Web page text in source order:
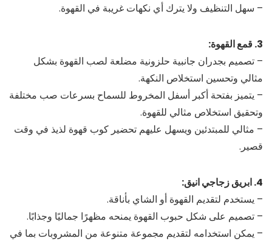
– سهل التنظيف ولا يترك أي نكهات غريبة في القهوة.
3. قمع القهوة:
– تصميم بجدران جانبية حلزونية مضلعة لصب القهوة بشكل
مثالي وتحسين استخلاص النكهة.
– يتميز بفتحة أكبر أسفل المخروط للسماح بسرعات صب مختلفة
وتحقيق استخلاص مثالي للقهوة.
– مثالي للمبتدئين ويسهل عليهم تحضير كوب قهوة لذيذ في وقت
قصير.
4. ابريق زجاجي انيق:
– يستخدم لتقديم القهوة أو الشاي بأناقة.
– تصميم على شكل حبوب القهوة يمنحه مظهرًا جماليًا وجذابًا.
– يمكن استخدامه لتقديم مجموعة متنوعة من المشروبات بما في